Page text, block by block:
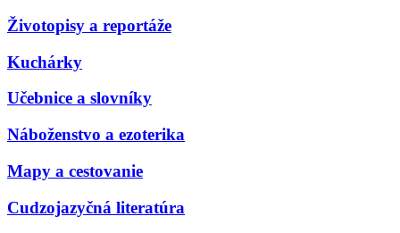
Životopisy a reportáže
Kuchárky
Učebnice a slovníky
Náboženstvo a ezoterika
Mapy a cestovanie
Cudzojazyčná literatúra